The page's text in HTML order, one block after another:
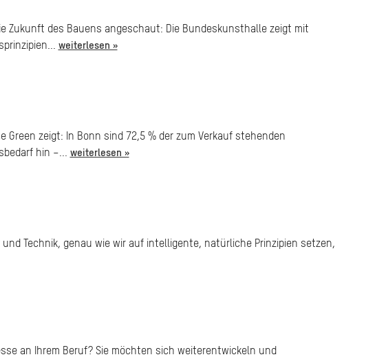
Zukunft des Bauens angeschaut: Die Bundeskunsthalle zeigt mit
weiterlesen »
zeigt: In Bonn sind 72,5 % der zum Verkauf stehenden
hin –... weiterlesen »
Technik, genau wie wir auf intelligente, natürliche Prinzipien setzen,
an Ihrem Beruf? Sie möchten sich weiterentwickeln und